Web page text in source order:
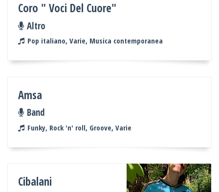
Coro " Voci Del Cuore"
Altro
Pop italiano, Varie, Musica contemporanea
Amsa
Band
Funky, Rock 'n' roll, Groove, Varie
Cibalani